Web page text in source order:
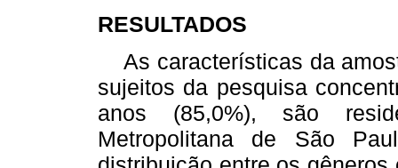
RESULTADOS
As características da
sujeitos da pesquisa
anos (85,0%), são
Metropolitana de São